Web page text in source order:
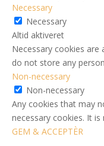
Necessary
Necessary
Altid aktiveret
Necessary cookies
do not store any
Non-necessary
Non-necessary
Any cookies that may
necessary cookies. It
GEM & ACCEPTÈR